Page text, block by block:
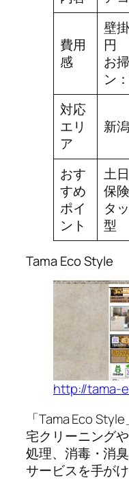
費用
感
壁
円
お
ン
対応
エリ
ア
新
おす
すめ
ポイ
ント
土
保
タ
型
Tama Eco Style
http://tama-
「Tama Eco
宅クリーニング
処理、消毒・消
サービスを手がけ